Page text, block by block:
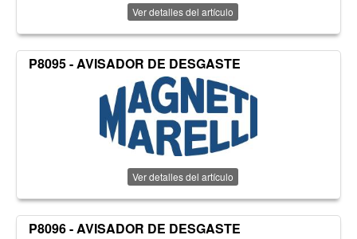
Ver detalles del artículo
P8095 - AVISADOR DE DESGASTE
Ver detalles del artículo
P8096 - AVISADOR DE DESGASTE